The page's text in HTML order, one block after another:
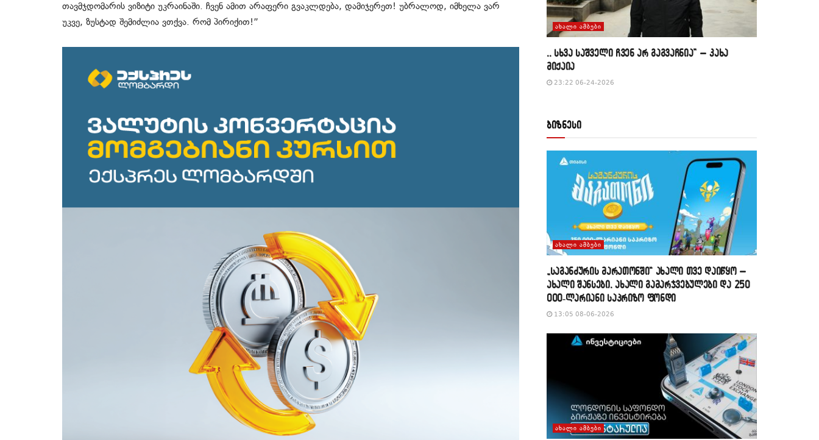
თავმჯდომარის ვიზიტი უკრაინაში. ჩვენ ამით არაფერი გვაკლდება, დამიჯერეთ! უბრალოდ, იმხელა ვარ
უკვე, ზუსტად შემიძლია ვთქვა. რომ პირიქით!”
ᲐᲮᲐᲚᲘ ᲐᲛᲑᲔᲑᲘ
,, სხვა საშველი ჩვენ არ გაგვაჩნია” – კახა
მიქაია
23:22 06-24-2026
ბიზნესი
ᲐᲮᲐᲚᲘ ᲐᲛᲑᲔᲑᲘ
„საგანძურის მარათონში“ ახალი თვე დაიწყო –
ახალი შანსები, ახალი გამარჯვებულები და 250
000-ლარიანი საპრიზო ფონდი
13:05 08-06-2026
ᲐᲮᲐᲚᲘ ᲐᲛᲑᲔᲑᲘ